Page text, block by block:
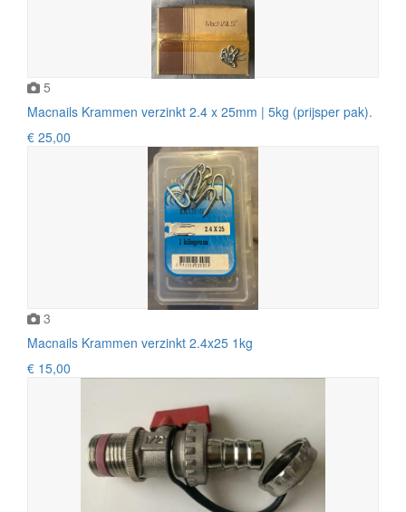
5
Macnails Krammen verzinkt 2.4 x 25mm | 5kg (prijsper pak).
€ 25,00
3
Macnails Krammen verzinkt 2.4x25 1kg
€ 15,00